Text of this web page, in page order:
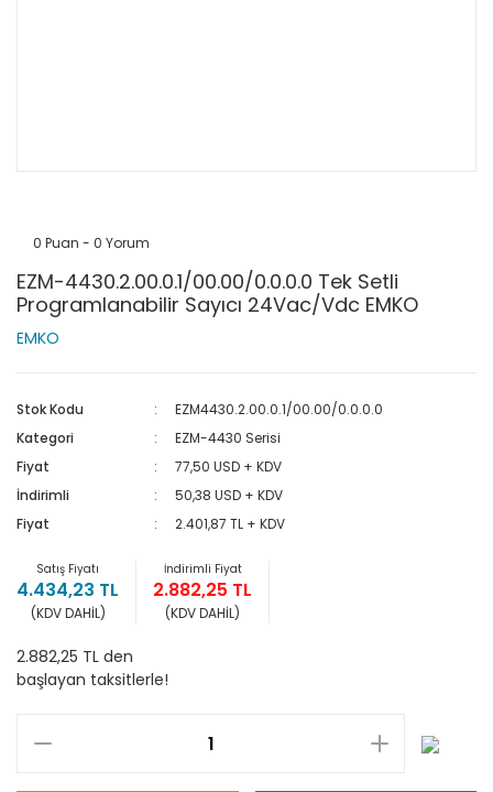
0 Puan - 0 Yorum
EZM-4430.2.00.0.1/00.00/0.0.0.0 Tek Setli
Programlanabilir Sayıcı 24Vac/Vdc EMKO
EMKO
Stok Kodu
EZM4430.2.00.0.1/00.00/0.0.0.0
Kategori
EZM-4430 Serisi
Fiyat
77,50 USD + KDV
İndirimli
50,38 USD + KDV
Fiyat
2.401,87 TL + KDV
Satış Fiyatı
4.434,23 TL
(KDV DAHİL)
İndirimli Fiyat
2.882,25 TL
(KDV DAHİL)
2.882,25 TL den
başlayan taksitlerle!